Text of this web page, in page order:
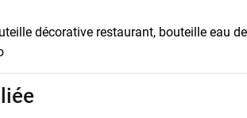
décorative restaurant, bouteille eau